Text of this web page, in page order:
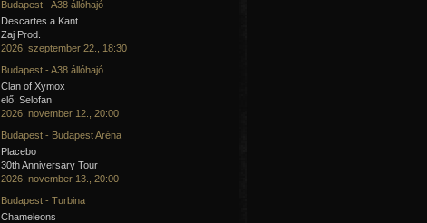
Budapest - A38 állóhajó
Descartes a Kant
Zaj Prod.
2026. szeptember 22., 18:30
Budapest - A38 állóhajó
Clan of Xymox
elő: Selofan
2026. november 12., 20:00
Budapest - Budapest Aréna
Placebo
30th Anniversary Tour
2026. november 13., 20:00
Budapest - Turbina
Chameleons